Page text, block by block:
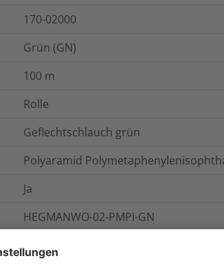
170-02000
Grün (GN)
100 m
Rolle
Geflechtschlauch grün
Polyaramid
Ja
HEGMANWO-02-PMPI-GN
Helagaine HEGMANWO